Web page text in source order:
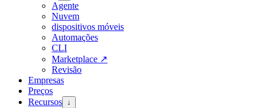
Agente
Nuvem
dispositivos móveis
Automações
CLI
Marketplace ↗
Revisão
Empresas
Preços
Recursos ↓